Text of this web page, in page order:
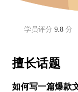
学员评分9.8 分
擅长话题
如何写一篇爆款